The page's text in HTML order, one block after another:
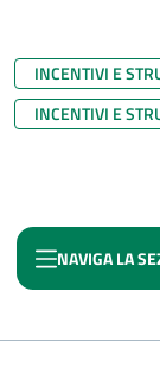
INCENTIVI E
INCENTIVI E
NAVIGA LA
PNC SISMA -